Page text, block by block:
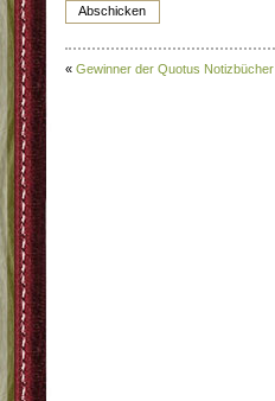
« Gewinner der Quotus Notizbücher